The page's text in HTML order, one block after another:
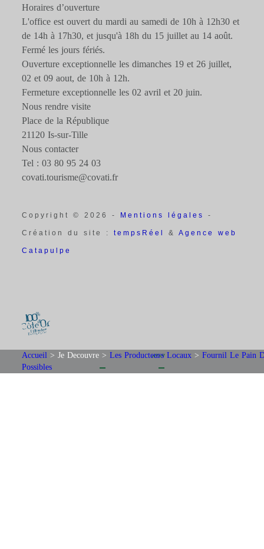
Accueil >Je Decouvre >Les Producteurs Locaux >Fournil Le Pain
Possibles
Horaires d’ouverture
L'office est ouvert du mardi au samedi de 10h à 12h30 et
de 14h à 17h30, et jusqu'à 18h du 15 juillet au 14 août.
Fermé les jours fériés.
Ouverture exceptionnelle les dimanches 19 et 26 juillet,
02 et 09 aout, de 10h à 12h.
Fermeture exceptionnelle les 02 avril et 20 juin.
Nous rendre visite
Place de la République
21120 Is-sur-Tille
Nous contacter
Tel : 03 80 95 24 03
covati.tourisme@covati.fr
Copyright © 2026 - Mentions légales -
Création du site :tempsRéel&Agence web
Catapulpe